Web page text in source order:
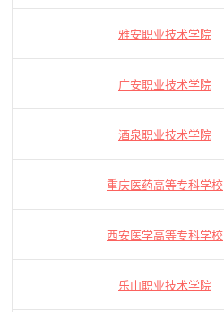
雅安职业技术学院
广安职业技术学院
酒泉职业技术学院
重庆医药高等专科学校
西安医学高等专科学校
乐山职业技术学院